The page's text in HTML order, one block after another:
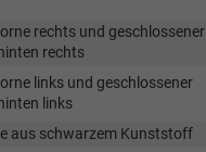
rechts und geschlossener
rechts
links und geschlossener
links
aus schwarzem Kunststoff